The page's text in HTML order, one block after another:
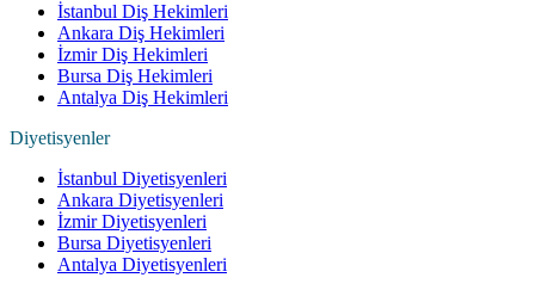
İstanbul Diş Hekimleri
Ankara Diş Hekimleri
İzmir Diş Hekimleri
Bursa Diş Hekimleri
Antalya Diş Hekimleri
Diyetisyenler
İstanbul Diyetisyenleri
Ankara Diyetisyenleri
İzmir Diyetisyenleri
Bursa Diyetisyenleri
Antalya Diyetisyenleri